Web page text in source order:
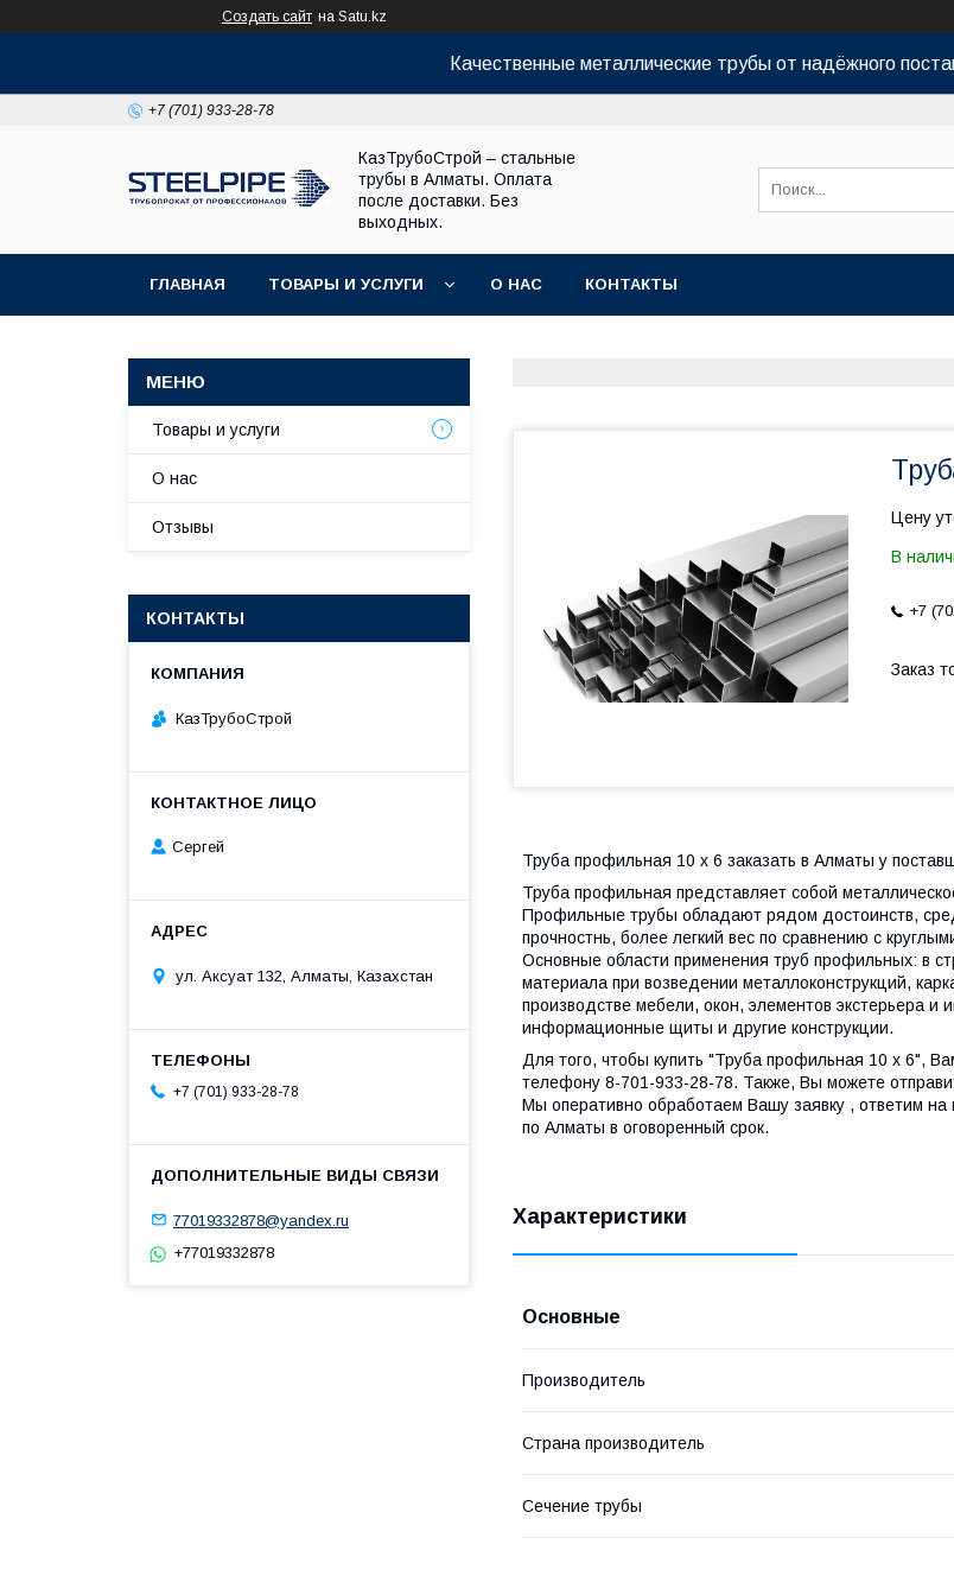
Создать сайт на Satu.kz
Качественные металлические трубы от надёжного
+7 (701) 933-28-78
КазТрубоСтрой – стальные
трубы в Алматы. Оплата
после доставки. Без
выходных.
ГЛАВНАЯ ТОВАРЫ И УСЛУГИ О НАС КОНТАКТЫ
Цену
В
+7
Заказ
Труба профильная 10 х 6 заказать в Алматы у
Труба профильная представляет собой
Профильные трубы обладают рядом достоинств,
прочностнь, более легкий вес по сравнению с
Основные области применения труб профильных: в
материала при возведении металлоконструкций,
производстве мебели, окон, элементов экстерьера
информационные щиты и другие конструкции.
Для того, чтобы купить "Труба профильная 10 х 6",
телефону 8-701-933-28-78. Также, Вы можете
Мы оперативно обработаем Вашу заявку , ответим
по Алматы в оговоренный срок.
Характеристики
Основные
Производитель
Страна производитель
Сечение трубы
Товары и услуги
О нас
Отзывы
КОНТАКТЫ
КазТрубоСтрой
Сергей
ул. Аксуат 132, Алматы, Казахстан
+7 (701) 933-28-78
77019332878@yandex.ru
+77019332878